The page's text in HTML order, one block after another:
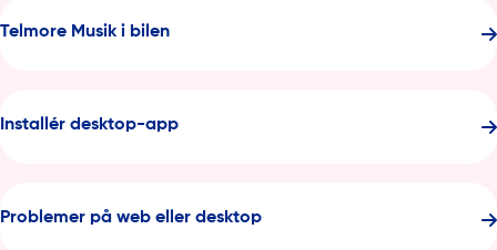
Telmore Musik i bilen
Installér desktop-app
Problemer på web eller desktop